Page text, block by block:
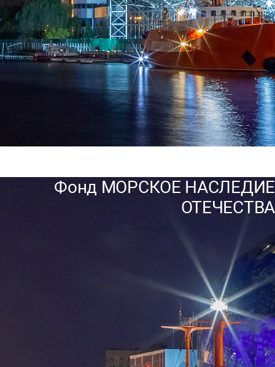
Фонд МОРСКОЕ НАСЛЕДИЕ
ОТЕЧЕСТВА